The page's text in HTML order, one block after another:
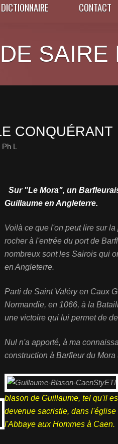
DICTIONNAIRE CONTACT
SAIRE
CONQUÉRANT
L
Sur "Le Mora", un
Guillaume en Angleterre.
Voilà ce que l'on peut lire sur
rocher à l'entrée du port de
nombreux sont les Sairois qui
en Angleterre.
Parti de Saint Valéry en Caux
Normandie, en 1066, à la
une victoire qui lui permet de
Nul n'a apporté, à ma
construction à Barfleur du
blason de Guillaume, tel qu'il
devenue sacristie, dans
l'Abbaye aux Hommes à Caen.